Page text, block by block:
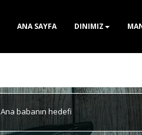
ANA SAYFA DINIMIZ
Ana babanın hedefi